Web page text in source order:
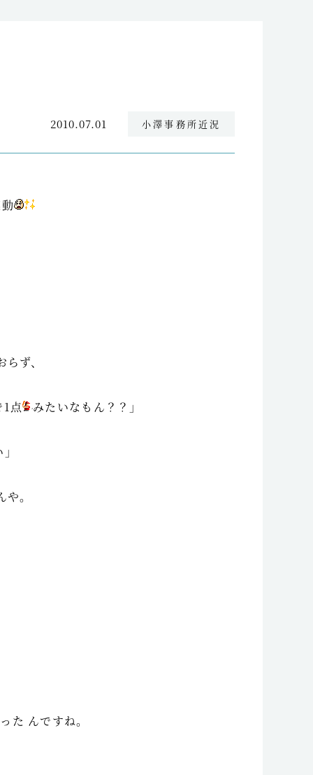
2010.07.01 小澤事務所近況
ず、
1点 みたいなもん？？」
。
た んですね。